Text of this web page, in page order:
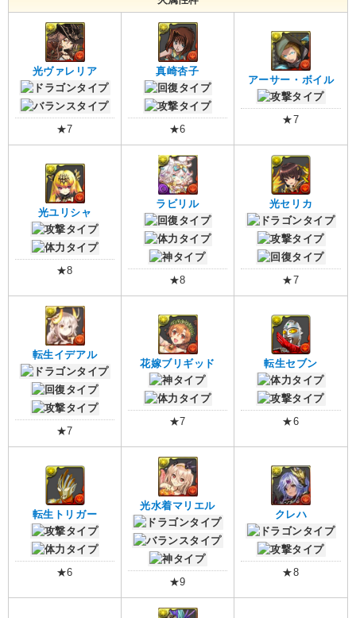
光ヴァレリア
★7
真崎杏子
★6
アーサー・ボイル
★7
光ユリシャ
★8
ラビリル
★8
光セリカ
★7
転生イデアル
★7
花嫁ブリギッド
★7
転生セブン
★6
転生トリガー
★6
光水着マリエル
★9
クレハ
★8